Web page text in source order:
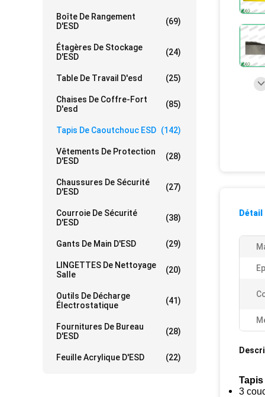
Boîte De Rangement
D'ESD
(69)
Étagères De Stockage
D'ESD
(24)
Table De Travail D'esd (25)
Chaises De Coffre-Fort
D'esd
(85)
Tapis De Caoutchouc ESD (142)
Vêtements De Protection
D'ESD
(28)
Chaussures De Sécurité
D'ESD
(27)
Courroie De Sécurité
D'ESD
(38)
Gants De Main D'ESD (29)
LINGETTES De Nettoyage
Salle
(20)
Outils De Décharge
Électrostatique
(41)
Fournitures De Bureau
D'ESD
(28)
Feuille Acrylique D'ESD (22)
3